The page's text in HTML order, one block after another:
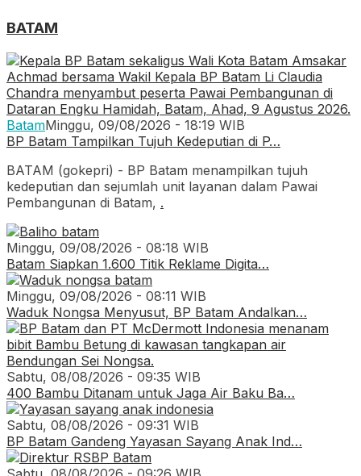
BATAM
BatamMinggu, 09/08/2026 - 18:19 WIB
BP Batam Tampilkan Tujuh Kedeputian di P…
BATAM (gokepri) - BP Batam menampilkan tujuh
kedeputian dan sejumlah unit layanan dalam Pawai
Pembangunan di Batam, .
Minggu, 09/08/2026 - 08:18 WIB
Batam Siapkan 1.600 Titik Reklame Digita…
Minggu, 09/08/2026 - 08:11 WIB
Waduk Nongsa Menyusut, BP Batam Andalkan…
Sabtu, 08/08/2026 - 09:35 WIB
400 Bambu Ditanam untuk Jaga Air Baku Ba…
Sabtu, 08/08/2026 - 09:31 WIB
BP Batam Gandeng Yayasan Sayang Anak Ind…